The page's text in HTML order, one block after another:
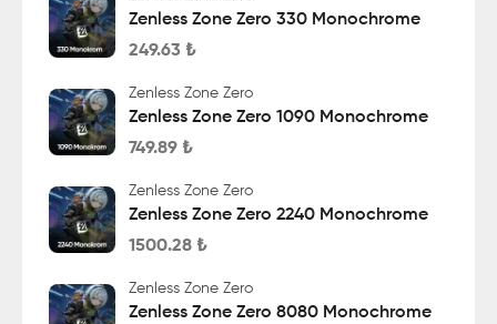
Zenless Zone Zero 330 Monochrome
249.63 ₺
Zenless Zone Zero
Zenless Zone Zero 1090 Monochrome
749.89 ₺
Zenless Zone Zero
Zenless Zone Zero 2240 Monochrome
1500.28 ₺
Zenless Zone Zero
Zenless Zone Zero 8080 Monochrome